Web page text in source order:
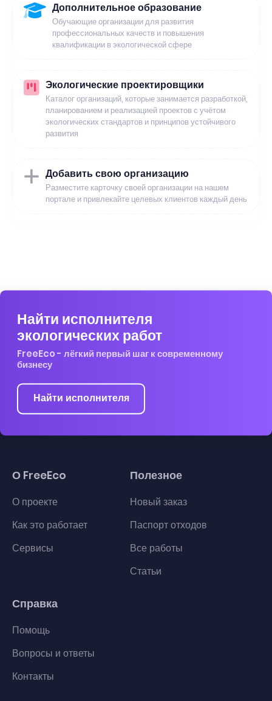
Дополнительное образование
Обучающие организации для развития
профессиональных качеств и повышения
квалификации в экологической сфере
Экологические проектировщики
Каталог организаций, которые занимается разработкой,
планированием и реализацией проектов с учётом
экологических стандартов и принципов устойчивого
развития
Добавить свою организацию
Разместите карточку своей организации на нашем
портале и привлекайте целевых клиентов каждый день
Найти исполнителя
экологических работ
FreeEco - лёгкий первый шаг к современному
бизнесу
Найти исполнителя
О FreeEco
О проекте
Как это работает
Сервисы
Полезное
Новый заказ
Паспорт отходов
Все работы
Статьи
Справка
Помощь
Вопросы и ответы
Контакты